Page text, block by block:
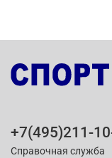
+7(495)211-
Справочная служба